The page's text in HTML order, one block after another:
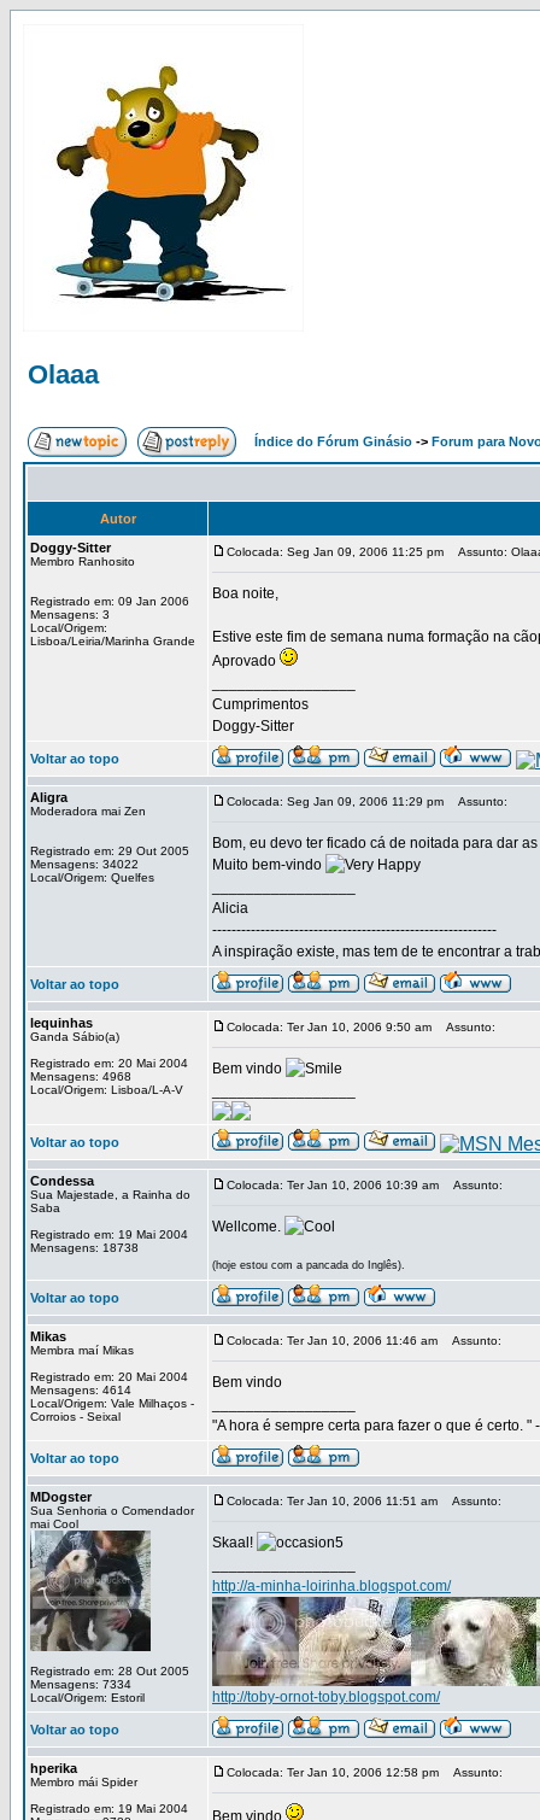
Olaaa
Índice do Fórum Ginásio -> Forum para
Autor
Doggy-Sitter
Membro Ranhosito
Registrado em: 09 Jan 2006
Mensagens: 3
Local/Origem:
Lisboa/Leiria/Marinha Grande
Colocada: Seg Jan 09, 2006 11:25 pm Assunto:
Boa noite,
Estive este fim de semana numa formação na
Aprovado
Cumprimentos
Doggy-Sitter
Voltar ao topo
Aligra
Moderadora mai Zen
Registrado em: 29 Out 2005
Mensagens: 34022
Local/Origem: Quelfes
Colocada: Seg Jan 09, 2006 11:29 pm Assunto:
Bom, eu devo ter ficado cá de noitada para dar
Muito bem-vindo
Alicia
-----------------------------------------------------------
A inspiração existe, mas tem de te encontrar a
Voltar ao topo
lequinhas
Ganda Sábio(a)
Registrado em: 20 Mai 2004
Mensagens: 4968
Local/Origem: Lisboa/L-A-V
Colocada: Ter Jan 10, 2006 9:50 am Assunto:
Bem vindo
Voltar ao topo
Condessa
Sua Majestade, a Rainha do
Saba
Registrado em: 19 Mai 2004
Mensagens: 18738
Colocada: Ter Jan 10, 2006 10:39 am Assunto:
Wellcome.
(hoje estou com a pancada do Inglês).
Voltar ao topo
Mikas
Membra maí Mikas
Registrado em: 20 Mai 2004
Mensagens: 4614
Local/Origem: Vale Milhaços -
Corroios - Seixal
Colocada: Ter Jan 10, 2006 11:46 am Assunto:
Bem vindo
"A hora é sempre certa para fazer o que é certo. "
Voltar ao topo
MDogster
Sua Senhoria o Comendador
mai Cool
Registrado em: 28 Out 2005
Mensagens: 7334
Local/Origem: Estoril
Colocada: Ter Jan 10, 2006 11:51 am Assunto:
Skaal!
http://a-minha-loirinha.blogspot.com/
http://toby-ornot-toby.blogspot.com/
Voltar ao topo
hperika
Membro mái Spider
Registrado em: 19 Mai 2004
Colocada: Ter Jan 10, 2006 12:58 pm Assunto:
Bem vindo